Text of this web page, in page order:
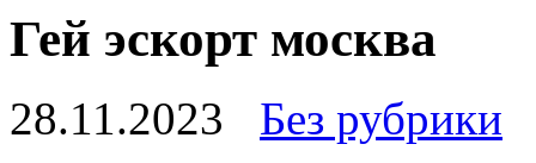
Гей эскорт москва
28.11.2023
Без рубрики